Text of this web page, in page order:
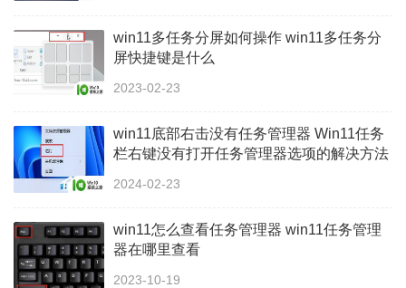
win11多任务分屏如何操作 win11多任务分
屏快捷键是什么
2023-02-23
win11底部右击没有任务管理器 Win11任务
栏右键没有打开任务管理器选项的解决方法
2024-02-23
win11怎么查看任务管理器 win11任务管理
器在哪里查看
2023-10-19